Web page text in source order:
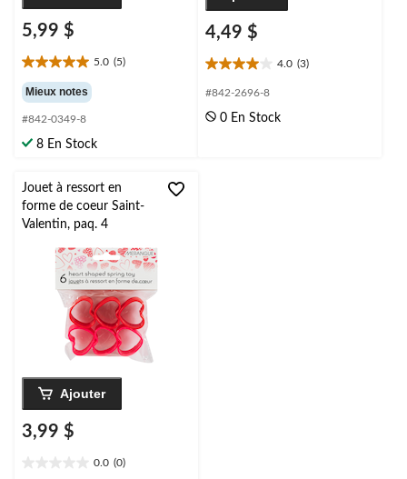
5,99 $
5.0 (5)
5.0
étoile(s)
sur
5.
5
Mieux notes
#842-0349-8
8 En Stock
4,49 $
4.0 (3)
4.0
étoile(s)
5.
#842-2696-8
0 En Stock
Jouet à ressort en
forme de coeur Saint-
Valentin, paq. 4
Ajouter
3,99 $
0.0 (0)